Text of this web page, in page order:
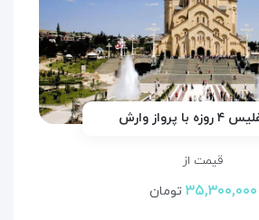
با پرواز وارش
قیمت از
۳۵,۳۰۰,۰۰۰ تومان